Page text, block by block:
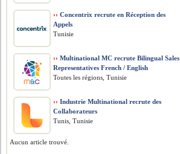
›› Concentrix recrute en Réception des
Appels
Tunisie
›› Multinational MC recrute Bilingual Sales
Representatives French / English
Toutes les régions, Tunisie
›› Industrie Multinational recrute des
Collaborateurs
Tunis, Tunisie
Aucun article trouvé.